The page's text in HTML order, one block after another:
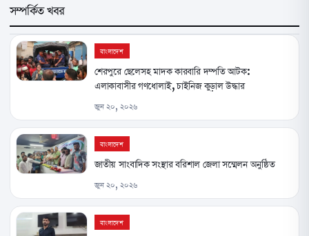
সম্পর্কিত খবর
বাংলাদেশ
শেরপুরে ছেলেসহ মাদক কারবারি দম্পতি আটক:
এলাকাবাসীর গণধোলাই, চাইনিজ কুড়াল উদ্ধার
জুন ২০, ২০২৬
বাংলাদেশ
জাতীয় সাংবাদিক সংস্থার বরিশাল জেলা সম্মেলন অনুষ্ঠিত
জুন ২০, ২০২৬
বাংলাদেশ